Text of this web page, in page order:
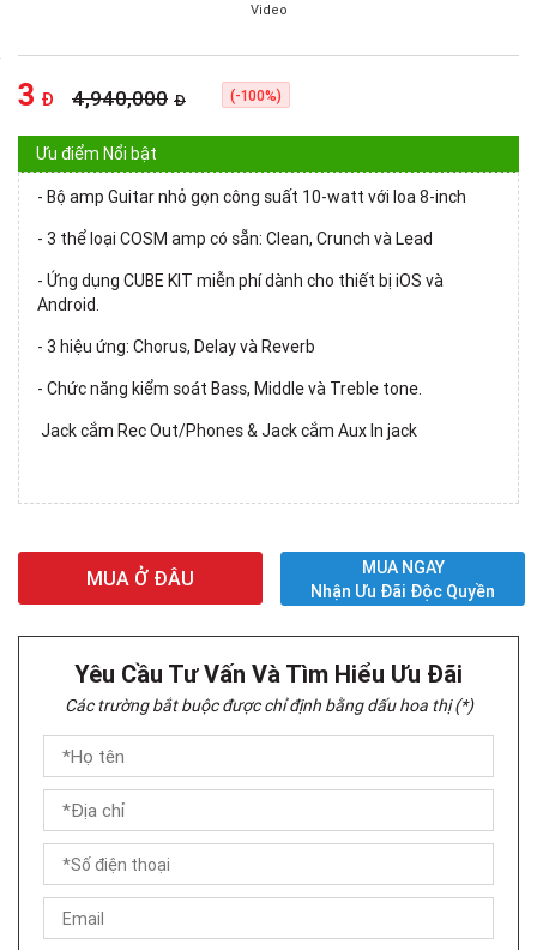
Video
3 Đ 4,940,000 Đ (-100%)
Ưu điểm Nổi bật
- Bộ amp Guitar nhỏ gọn công suất 10-watt với loa 8-inch
- 3 thể loại COSM amp có sẵn: Clean, Crunch và Lead
- Ứng dụng CUBE KIT miễn phí dành cho thiết bị iOS và
Android.
- 3 hiệu ứng: Chorus, Delay và Reverb
- Chức năng kiểm soát Bass, Middle và Treble tone.
Jack cắm Rec Out/Phones & Jack cắm Aux In jack
MUA Ở ĐÂU
MUA NGAY
Nhận Ưu Đãi Độc Quyền
Yêu Cầu Tư Vấn Và Tìm Hiểu Ưu Đãi
Các trường bắt buộc được chỉ định bằng dấu hoa thị (*)